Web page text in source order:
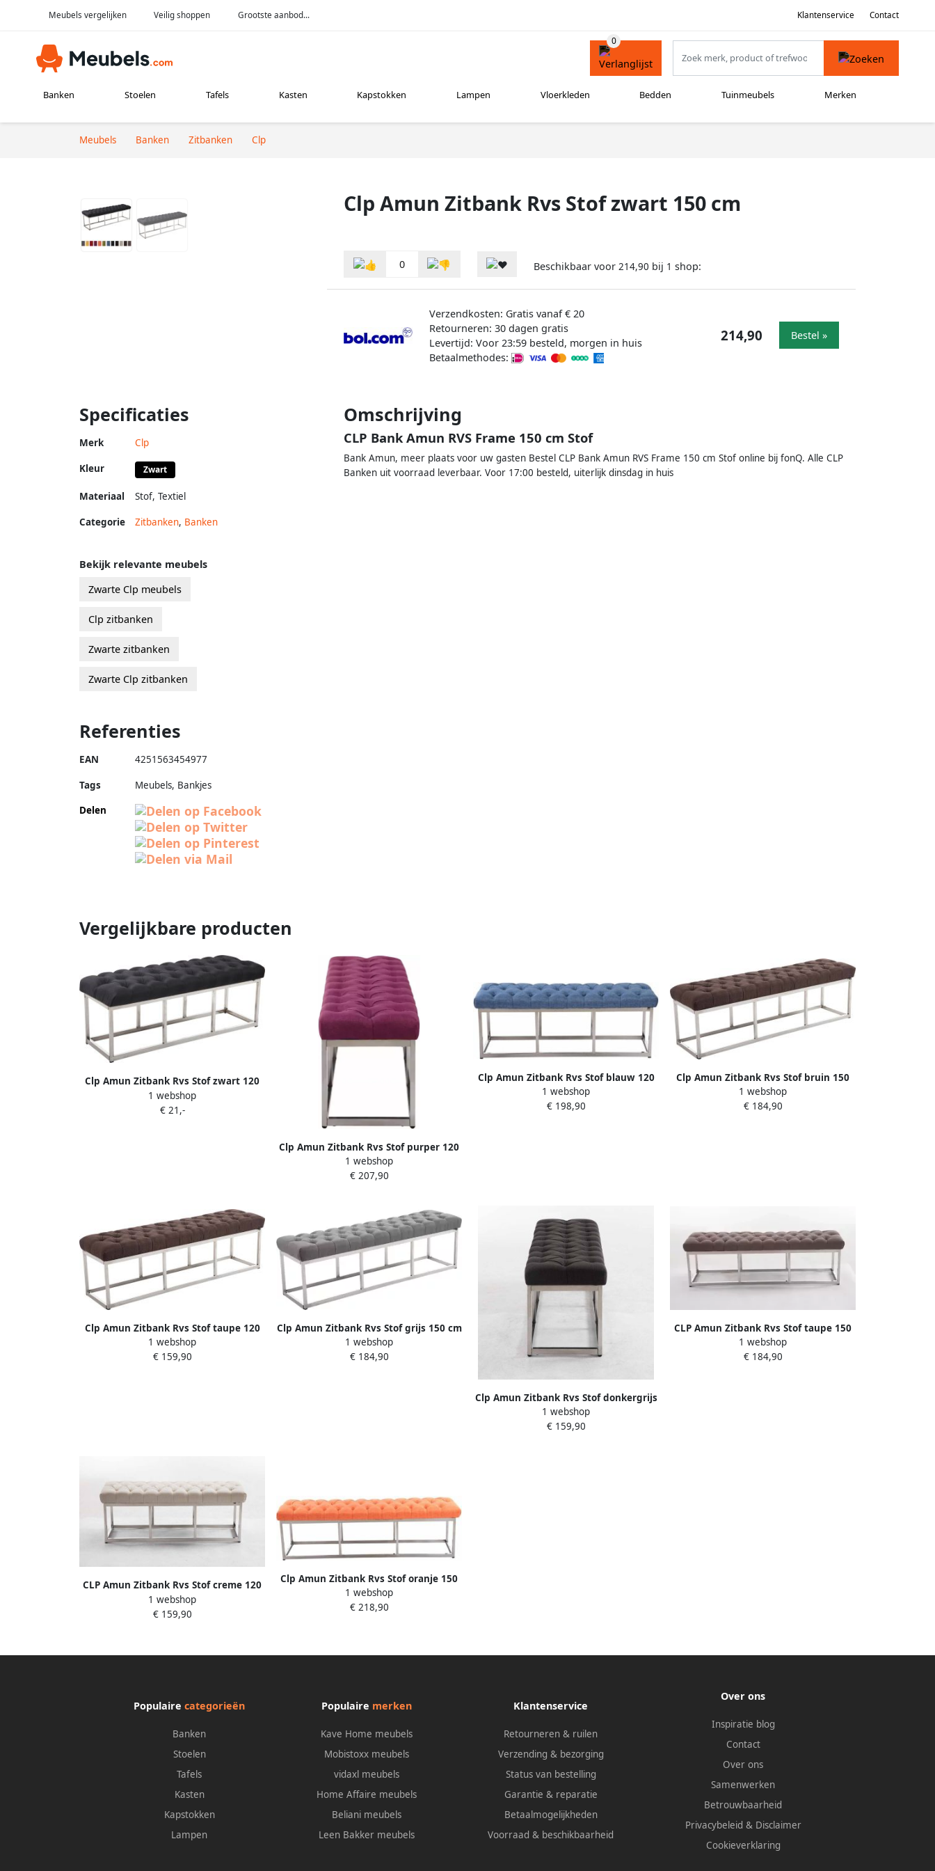
Meubels vergelijken Veilig shoppen Grootste aanbod... Klantenservice Contact
Banken Stoelen Tafels Kasten Kapstokken Lampen Vloerkleden Bedden Tuinmeubels Merken
Meubels Banken Zitbanken Clp
Clp Amun Zitbank Rvs Stof zwart 150 cm
0 Beschikbaar voor 214,90 bij 1 shop:
Verzendkosten: Gratis vanaf € 20
Retourneren: 30 dagen gratis
Levertijd: Voor 23:59 besteld, morgen in huis
Betaalmethodes:
214,90 Bestel »
Specificaties
Merk Clp
Kleur Zwart
Materiaal Stof, Textiel
Categorie Zitbanken, Banken
Omschrijving
CLP Bank Amun RVS Frame 150 cm Stof
Bank Amun, meer plaats voor uw gasten Bestel CLP Bank Amun RVS Frame 150 cm Stof online bij fonQ. Alle CLP
Banken uit voorraad leverbaar. Voor 17:00 besteld, uiterlijk dinsdag in huis
Bekijk relevante meubels
Zwarte Clp meubels
Clp zitbanken
Zwarte zitbanken
Zwarte Clp zitbanken
Referenties
EAN 4251563454977
Tags
Meubels, Bankjes
Delen
Vergelijkbare producten
Clp Amun Zitbank Rvs Stof zwart 120
cm
1 webshop
€ 21,-
Clp Amun Zitbank Rvs Stof purper 120
cm
1 webshop
€ 207,90
Clp Amun Zitbank Rvs Stof blauw 120
cm
1 webshop
€ 198,90
Clp Amun Zitbank Rvs Stof bruin 150
cm
1 webshop
€ 184,90
Clp Amun Zitbank Rvs Stof taupe 120
cm
1 webshop
€ 159,90
Clp Amun Zitbank Rvs Stof grijs 150 cm
1 webshop
€ 184,90
Clp Amun Zitbank Rvs Stof donkergrijs
120 cm
1 webshop
€ 159,90
CLP Amun Zitbank Rvs Stof taupe 150
cm
1 webshop
€ 184,90
CLP Amun Zitbank Rvs Stof creme 120
cm
1 webshop
€ 159,90
Clp Amun Zitbank Rvs Stof oranje 150
cm
1 webshop
€ 218,90
Populairecategorieën
Banken
Stoelen
Tafels
Kasten
Kapstokken
Lampen
Populaire merken
Kave Home meubels
Mobistoxx meubels
vidaxl meubels
Home Affaire meubels
Beliani meubels
Leen Bakker meubels
Klantenservice
Retourneren & ruilen
Verzending & bezorging
Status van bestelling
Garantie & reparatie
Betaalmogelijkheden
Voorraad & beschikbaarheid
Over ons
Inspiratie blog
Contact
Over ons
Samenwerken
Betrouwbaarheid
Privacybeleid & Disclaimer
Cookieverklaring